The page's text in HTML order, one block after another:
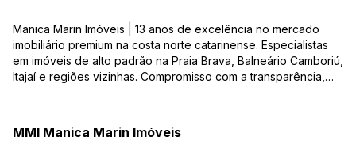
Manica Marin Imóveis | 13 anos de excelência no mercado
imobiliário premium na costa norte catarinense. Especialistas
em imóveis de alto padrão na Praia Brava, Balneário Camboriú,
Itajaí e regiões vizinhas. Compromisso com a transparência,
entende e valoriza seu investimento.
MMI Manica Marin Imóveis